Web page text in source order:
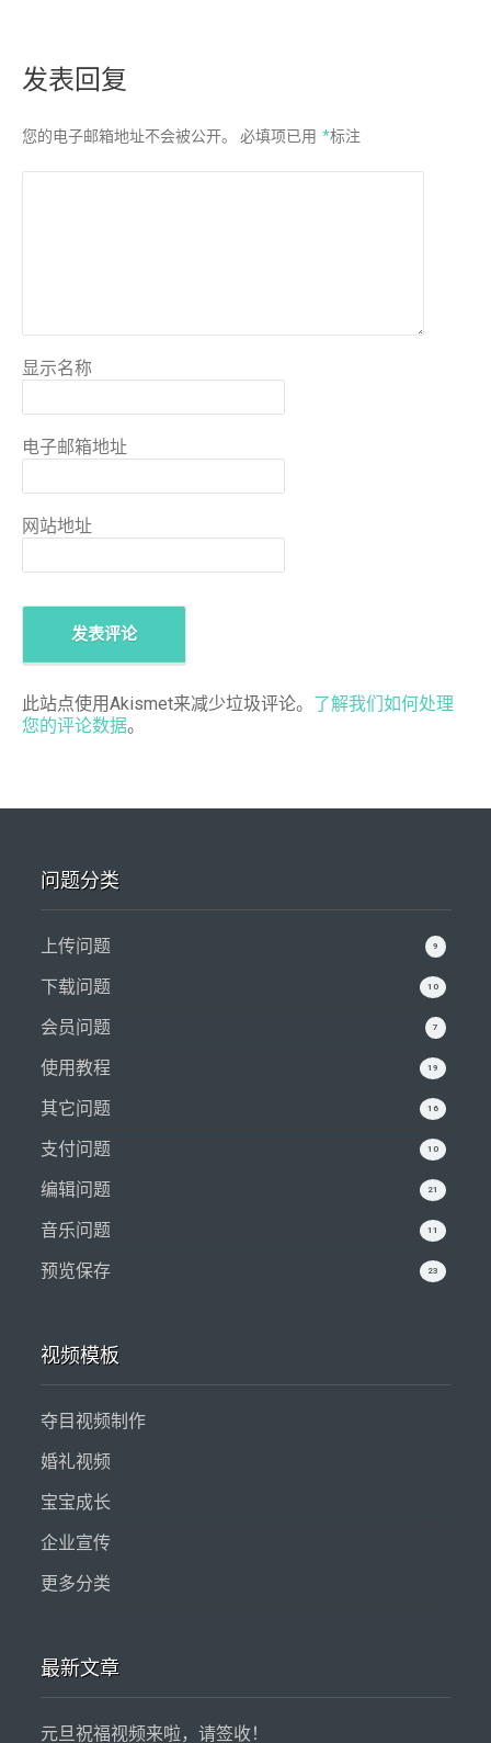
发表回复
您的电子邮箱地址不会被公开。 必填项已用 *标注
显示名称
电子邮箱地址
网站地址
此站点使用Akismet来减少垃圾评论。 了解我们如何处理
您的评论数据。
问题分类
9
上传问题
10
下载问题
7
会员问题
19
使用教程
16
其它问题
10
支付问题
21
编辑问题
11
音乐问题
23
预览保存
视频模板
夺目视频制作
婚礼视频
宝宝成长
企业宣传
更多分类
最新文章
元旦祝福视频来啦，请签收！